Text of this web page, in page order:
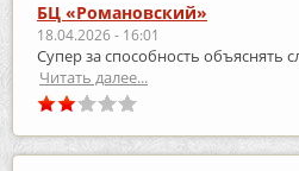
БЦ «Романовский»
18.04.2026 - 16:01
Супер за способность объяснять
Читать далее...